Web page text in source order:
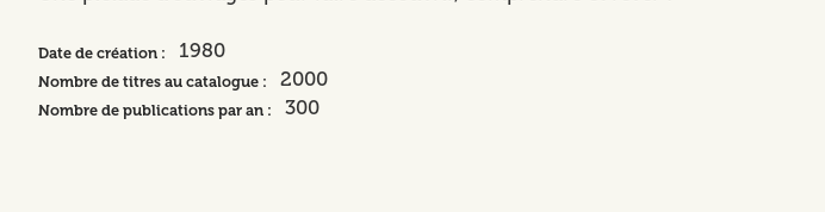
Date de création : 1980
Nombre de titres au catalogue : 2000
Nombre de publications par an : 300